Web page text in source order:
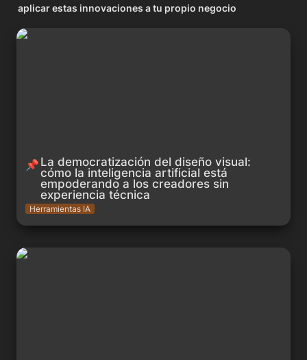
aplicar estas innovaciones a tu propio negocio
La democratización del diseño visual: cómo la inteligencia
📌 La democratización del diseño visual:
cómo la inteligencia artificial está
empoderando a los creadores sin
experiencia técnica
Herramientas IA
Las mejores herramientas de parafrasear impulsadas por IA